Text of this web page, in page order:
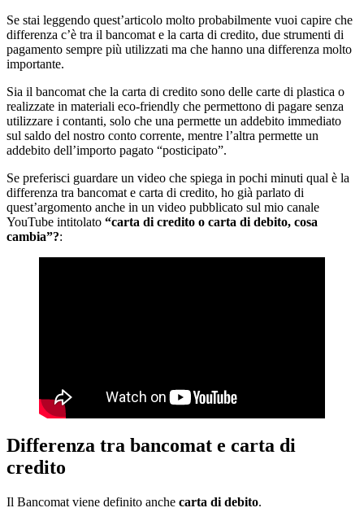
Se stai leggendo quest’articolo molto probabilmente vuoi capire che
differenza c’è tra il bancomat e la carta di credito, due strumenti di
pagamento sempre più utilizzati ma che hanno una differenza molto
importante.
Sia il bancomat che la carta di credito sono delle carte di plastica o
realizzate in materiali eco-friendly che permettono di pagare senza
utilizzare i contanti, solo che una permette un addebito immediato
sul saldo del nostro conto corrente, mentre l’altra permette un
addebito dell’importo pagato “posticipato”.
Se preferisci guardare un video che spiega in pochi minuti qual è la
differenza tra bancomat e carta di credito, ho già parlato di
quest’argomento anche in un video pubblicato sul mio canale
YouTube intitolato “carta di credito o carta di debito, cosa
cambia”?:
Differenza tra bancomat e carta di
credito
Il Bancomat viene definito anche carta di debito.